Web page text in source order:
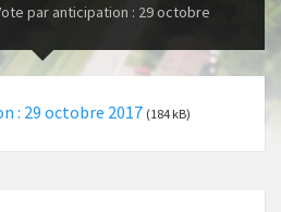
par anticipation : 29 octobre
: 29 octobre 2017 (184 kB)